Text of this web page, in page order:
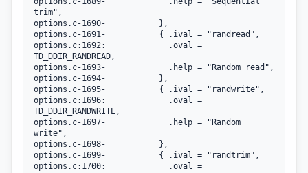
trim",
options.c-1690-			  },
options.c-1691-			  { .ival = "randread",
options.c:1692:			    .oval =
TD_DDIR_RANDREAD,
options.c-1693-			    .help = "Random read",
options.c-1694-			  },
options.c-1695-			  { .ival = "randwrite",
options.c:1696:			    .oval =
TD_DDIR_RANDWRITE,
options.c-1697-			    .help = "Random
write",
options.c-1698-			  },
options.c-1699-			  { .ival = "randtrim",
options.c:1700:			    .oval =